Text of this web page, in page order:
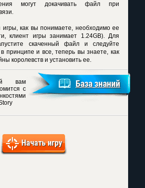
могут докачивать файл при
игры, как вы понимаете, необходимо ее
клиент игры занимает 1.24GB). Для
скаченный файл и следуйте
принципе и все, теперь вы знаете, как
королевств и установить ее.
вам
с
База знаний
Начать игру